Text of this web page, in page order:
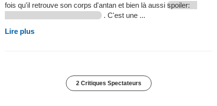
fois qu'il retrouve son corps d'antan et bien là aussi spoiler:
. C'est une ...
Lire plus
2 Critiques Spectateurs